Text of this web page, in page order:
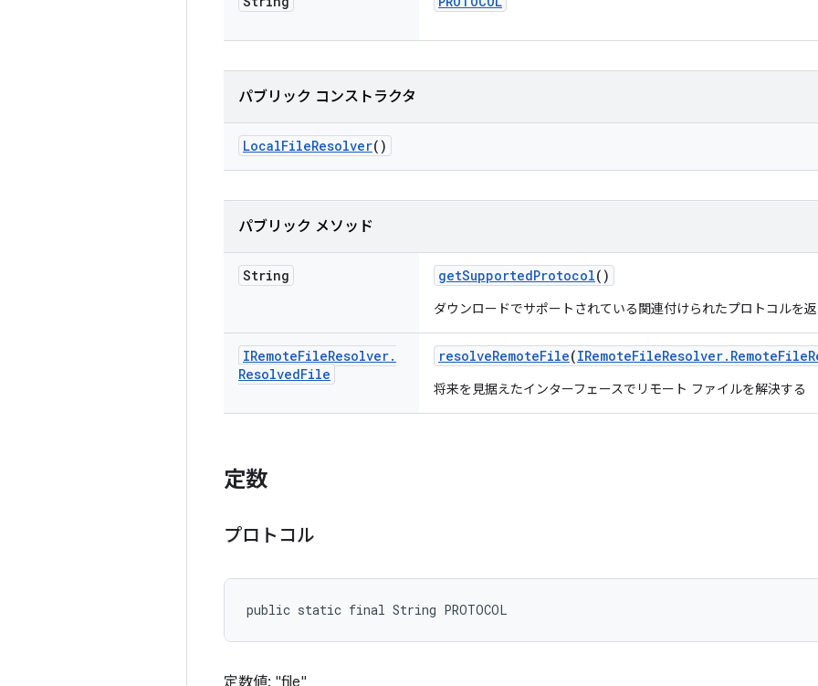
パブリック コンストラクタ
LocalFileResolver()
パブリック メソッド
String getSupportedProtocol()
ダウンロードでサポートされている関連付けられたプロトコルを返
IRemoteFileResolver.
ResolvedFile
resolveRemoteFile(IRemoteFileResolver. RemoteFile
将来を見据えたインターフェースでリモート ファイルを解決する
定数
プロトコル
public static final String PROTOCOL
定数値: "file"